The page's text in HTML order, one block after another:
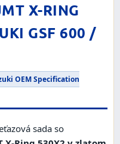
X-RING
GSF 600 /
OEM Specification
sada so